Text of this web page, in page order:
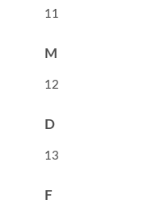
11
M
12
D
13
F